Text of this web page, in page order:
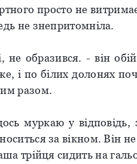
просто не
не знепритомніла.
не образився. - він
і по білих долонях
разом.
муркаю у
за вікном. Він
трійця сидить на